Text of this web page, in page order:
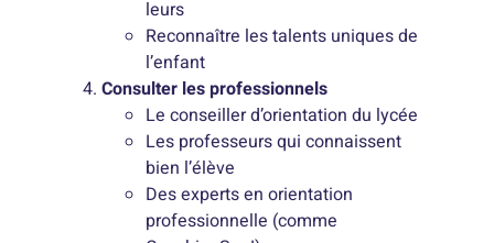
leurs
Reconnaître les talents uniques de
l’enfant
Consulter les professionnels
Le conseiller d’orientation du lycée
Les professeurs qui connaissent
bien l’élève
Des experts en orientation
professionnelle (comme